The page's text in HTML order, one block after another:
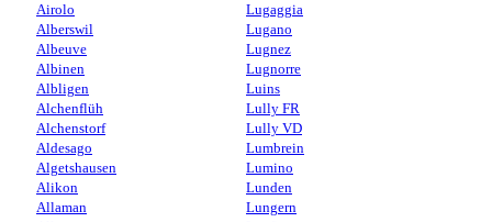
Airolo
Alberswil
Albeuve
Albinen
Albligen
Alchenflüh
Alchenstorf
Aldesago
Algetshausen
Alikon
Allaman
Lugaggia
Lugano
Lugnez
Lugnorre
Luins
Lully FR
Lully VD
Lumbrein
Lumino
Lunden
Lungern